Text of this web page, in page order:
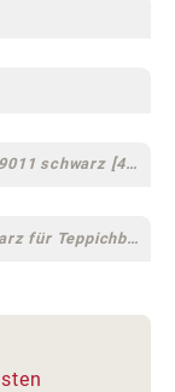
Polyamid Fußkreuz RAL 9011 schwarz [47]
DR1 Rollen schwarz für Teppichböden [10]